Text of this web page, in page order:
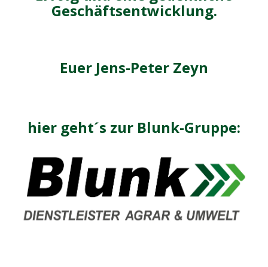
Geschäftsentwicklung.
Euer Jens-Peter Zeyn
hier geht´s zur Blunk-Gruppe: